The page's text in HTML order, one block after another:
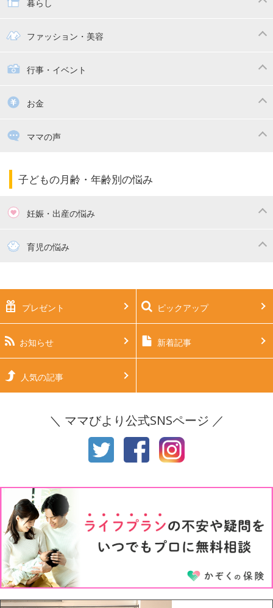
幼稚園
絵本
暮らし
ママの日常
家族関係・夫婦関係
掃除
ファッション・美容
子供の服・ファッション
行事・イベント
漫画
出産祝い・内祝い
お金
住宅購入ママの声
子育てコラム
子どもの月齢・年齢別の悩み
妊娠・出産の悩み
妊活 育児の悩み
生後2ヶ月 生後3ヶ月
生後4ヶ月 生後5ヶ月
生後6ヶ月
生後11ヶ月
3才
5才 6才
プレゼント ピックアップ
お知らせ 新着記事
人気の記事
＼ ママびより公式SNSページ ／